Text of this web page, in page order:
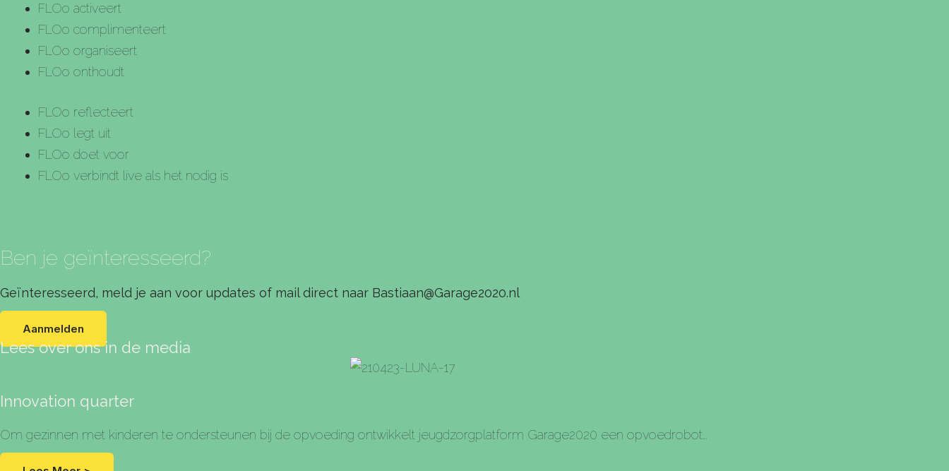
FLOo activeert
FLOo complimenteert
FLOo organiseert
FLOo onthoudt
FLOo reflecteert
FLOo legt uit
FLOo doet voor
FLOo verbindt live als het nodig is
Ben je geïnteresseerd?
Geïnteresseerd, meld je aan voor updates of mail direct naar Bastiaan@Garage2020.nl
Aanmelden
Lees over ons in de media
Innovation quarter
Om gezinnen met kinderen te ondersteunen bij de opvoeding ontwikkelt jeugdzorgplatform Garage2020 een opvoedrobot…